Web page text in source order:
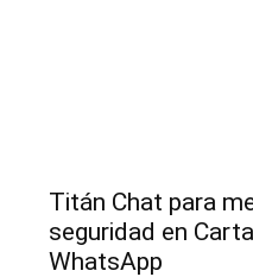
Titán Chat para
seguridad en
WhatsApp